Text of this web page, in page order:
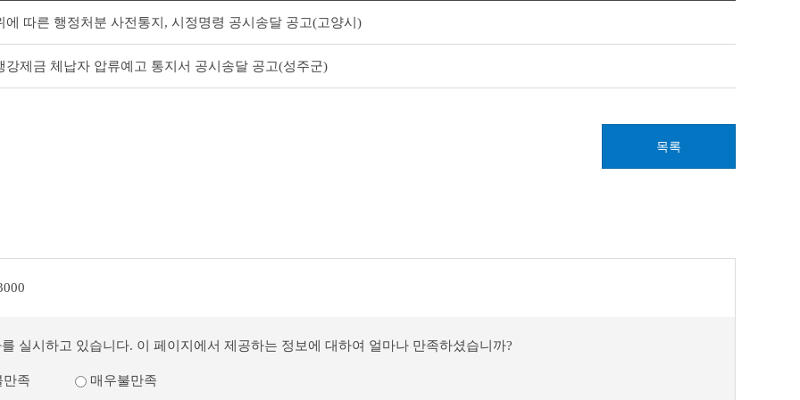
에 따른 행정처분 사전통지, 시정명령 공시송달 공고(고양시)
강제금 체납자 압류예고 통지서 공시송달 공고(성주군)
목록
실시하고 있습니다. 이 페이지에서 제공하는 정보에 대하여 얼마나 만족하셨습니까?
족 매우불만족